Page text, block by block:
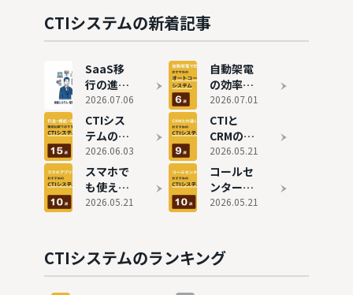
ンプレ型
の価格を
徹底解説
解説
CTIシステムの新着記事
SaaS移
行の進め
方とは？
情シス取
材でわか
った失敗
しない判
断基準
2026.07.06
自動架電
の効率化
を実現！
オートコ
ールシス
テムのお
選
2026.07.01
CTIシス
テムのタ
イプ別お
すすめ15
選を比
較！選び
2026.06.03
CTIと
CRMの違
いは？コ
ールセン
ターにお
すすめの
2026.05.21
スマホで
も使え
る！アプ
テムおす
すめ10選
2026.05.21
コールセ
ンター向
けCTIシ
選
2026.05.21
CTIシステムのランキング